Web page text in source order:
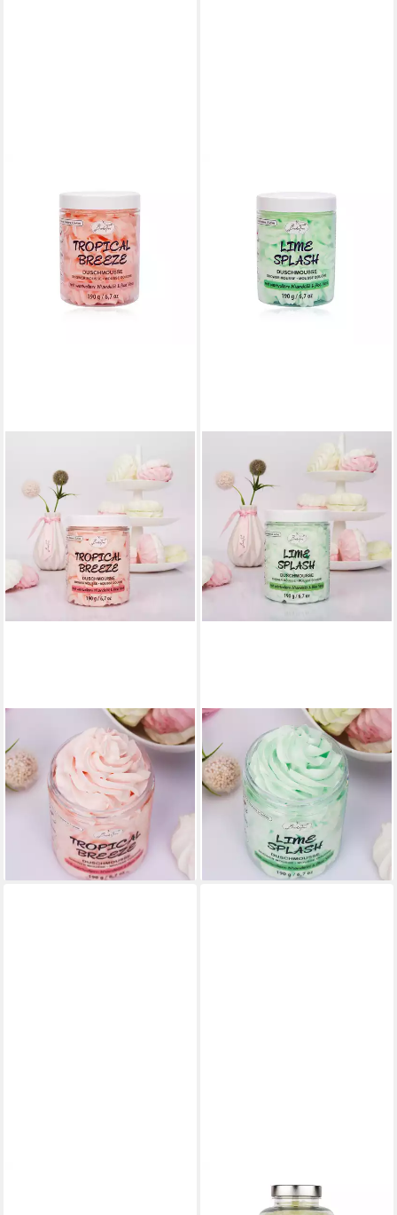
Duschmousse Tropical
Breeze, 1-tlg., Duschmousse
leichte Körpermousse
Pflegedusche 190 g
10,25 €
(53,95 €/ 1 kg)
lieferbar - in 6-7 Werktagen bei dir
Duschmousse Lime Splash, 1-
tlg., Duschmousse leichte
Körpermousse Pflegedusche
10,25 €
(53,95 €/ 1 kg)
lieferbar - in 6-7 Werktagen bei dir